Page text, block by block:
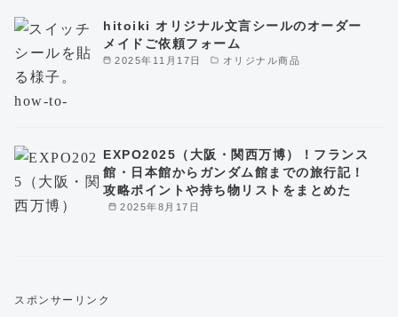
2025年11月17日 オリジナル商品
hitoiki オリジナル文言シールのオーダー
メイドご依頼フォーム
2025年8月17日
EXPO2025（大阪・関西万博）！フランス
館・日本館からガンダム館までの旅行記！
攻略ポイントや持ち物リストをまとめた
スポンサーリンク